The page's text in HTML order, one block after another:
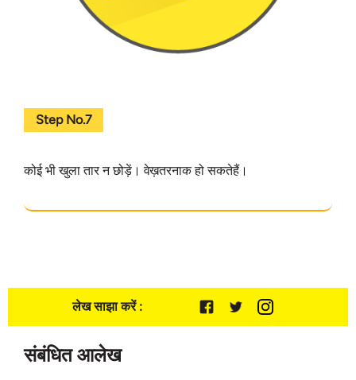
Step No.7
कोई भी खुला तार न छोड़ें। वेख़तरनाक हो सकतेहैं।
लेख साझा करें :
संबंधित आलेख